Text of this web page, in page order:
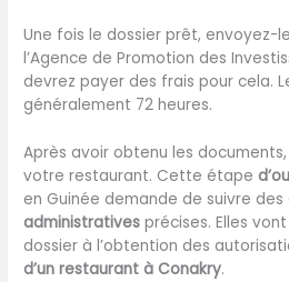
Une fois le dossier prêt, envoyez-le
l’Agence de Promotion des
devrez payer des frais pour cela.
généralement 72 heures.
Après avoir obtenu les
votre restaurant. Cette étape
en Guinée demande de suivre des
administratives précises. Elles
dossier à l’obtention des
d’un restaurant à Conakry.